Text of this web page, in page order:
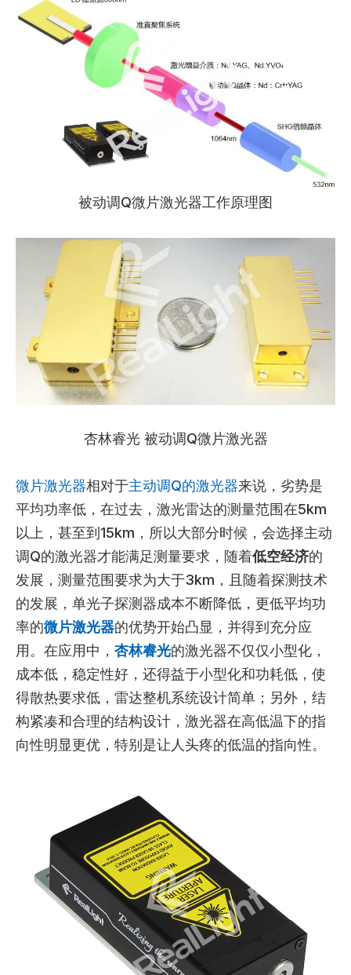
被动调Q微片激光器工作原理图
杏林睿光 被动调Q微片激光器
微片激光器相对于主动调Q的激光器来说，劣势是
平均功率低，在过去，激光雷达的测量范围在5km
以上，甚至到15km，所以大部分时候，会选择主动
调Q的激光器才能满足测量要求，随着低空经济的
发展，测量范围要求为大于3km，且随着探测技术
的发展，单光子探测器成本不断降低，更低平均功
率的微片激光器的优势开始凸显，并得到充分应
用。在应用中， 杏林睿光的激光器不仅仅小型化，
成本低，稳定性好，还得益于小型化和功耗低，使
得散热要求低，雷达整机系统设计简单；另外，结
构紧凑和合理的结构设计，激光器在高低温下的指
向性明显更优，特别是让人头疼的低温的指向性。